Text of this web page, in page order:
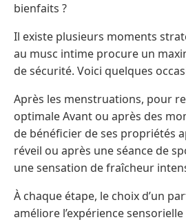
bienfaits ?
Il existe plusieurs moments
au musc intime procure un
de sécurité. Voici quelques
Après les menstruations, pour
optimale Avant ou après des
de bénéficier de ses propriétés
réveil ou après une séance de
une sensation de fraîcheur
À chaque étape, le choix d’un
améliore l’expérience